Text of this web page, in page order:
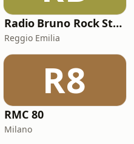
Radio Bruno Rock Station
Reggio Emilia
R8
RMC 80
Milano